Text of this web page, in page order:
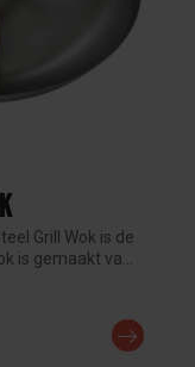
Grill Wok is de
is gemaakt va...